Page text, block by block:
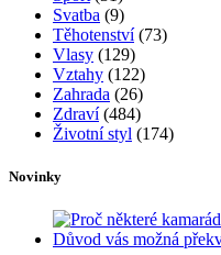
Svatba (9)
Těhotenství(73)
Vlasy (129)
Vztahy (122)
Zahrada (26)
Zdraví(484)
Životní styl (174)
Novinky